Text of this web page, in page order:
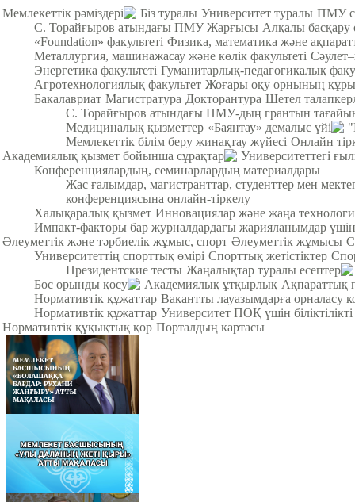
Мемлекеттік рәміздері
Біз туралы Университет туралы ПМУ
С. Торайғыров атындағы ПМУ Жарғысы Алқалы басқару
«Foundation» факультеті Физика, математика және
Металлургия, машинажасау және көлік факультеті
Энергетика факультеті Гуманитарлық-педагогикалық
Агротехнологиялық факультет Жоғары оқу орнының
Бакалавриат Магистратура Докторантура Шетел
С. Торайғыров атындағы ПМУ-дың грантын
Медициналық қызметтер «Баянтау» демалыс үйі
Мемлекеттік білім беру жинақтау жүйесі Онлайн
Академиялық қызмет бойынша сұрақтар
Университеттегі
Конференциялардың, семинарлардың материалдары
Жас ғалымдар, магистранттар, студенттер мен
конференциясына онлайн-тіркелу
Халықаралық қызмет Инновациялар және жаңа
Импакт-факторы бар журналдардағы жарияланымдар үшін
Әлеуметтік және тәрбиелік жұмыс, спорт Әлеуметтік жұмысы
Университеттің спорттық өмірі Спорттық жетістіктер
Президентские тесты Жаңалықтар туралы есептер
Бос орынды қосу
Академиялық ұтқырлық Ақпараттық
Нормативтік құжаттар Вакантты лауазымдарға орналасу
Нормативтік құжаттар Университет ПОҚ үшін
Нормативтік құқықтық қор Порталдың картасы